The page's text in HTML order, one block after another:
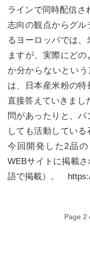
ラインで同時配信さ
志向の観点からグ
るヨーロッパでは
ますが、実際にど
か分からないとい
は、日本産米粉の
直接答えていきまし
問があったりと、
しても活動している
今回開発した2品
WEBサイトに掲載
語で掲載）。
Page 2